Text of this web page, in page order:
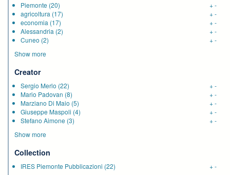
Piemonte (20) +-
agricoltura (17) +-
economia (17) +-
Alessandria (2) +-
Cuneo (2) +-
Show more
Creator
Sergio Merlo (22) +-
Mario Padovan (8) +-
Marziano Di Maio (5) +-
Giuseppe Maspoli (4) +-
Stefano Aimone (3) +-
Show more
Collection
IRES Piemonte Pubblicazioni (22) +-